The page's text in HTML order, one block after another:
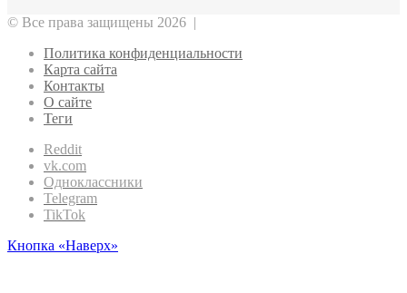
© Все права защищены 2026 |
Политика конфиденциальности
Карта сайта
Контакты
О сайте
Теги
Reddit
vk.com
Одноклассники
Telegram
TikTok
Кнопка «Наверх»